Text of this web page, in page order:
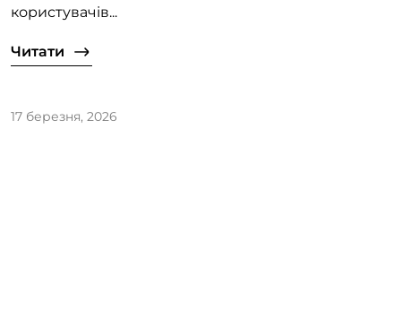
користувачів...
Читати
17 березня, 2026